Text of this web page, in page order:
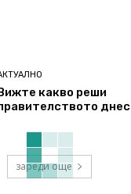
какво реши
днес
зареди още